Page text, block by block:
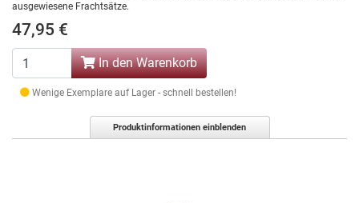
ausgewiesene Frachtsätze.
47,95 €
In den Warenkorb
Wenige Exemplare auf Lager - schnell bestellen!
Produktinformationen einblenden